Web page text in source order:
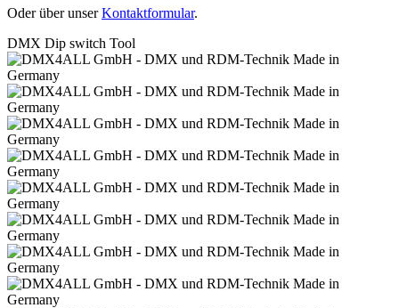
Oder über unserKontaktformular.
DMX Dip switch Tool